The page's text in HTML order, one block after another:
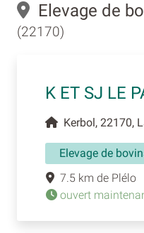
Elevage de
(22170)
K ET SJ LE
Kerbol, 22170,
Elevage de
7.5 km de Plélo
ouvert